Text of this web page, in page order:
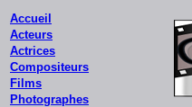
Accueil
Acteurs
Actrices
Compositeurs
Films
Photographes